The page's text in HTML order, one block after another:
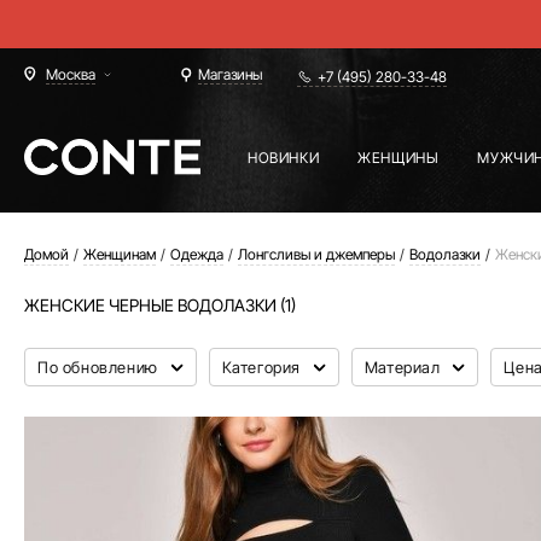
Москва Магазины +7 (495) 280-33-48
НОВИНКИ ЖЕНЩИНЫ
Домой Женщинам Одежда Лонгсливы и джемперы Водолазки
ЖЕНСКИЕ ЧЕРНЫЕ ВОДОЛАЗКИ (1)
По обновлению Категория Материал Цена